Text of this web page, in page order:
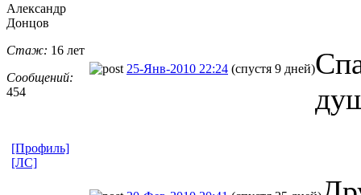
Александр
Донцов
Стаж: 16 лет
Сообщений:
454
25-Янв-2010 22:24 (спустя 9 дней)
[Профиль]
[ЛС]